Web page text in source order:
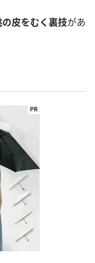
皮をむく裏技があ